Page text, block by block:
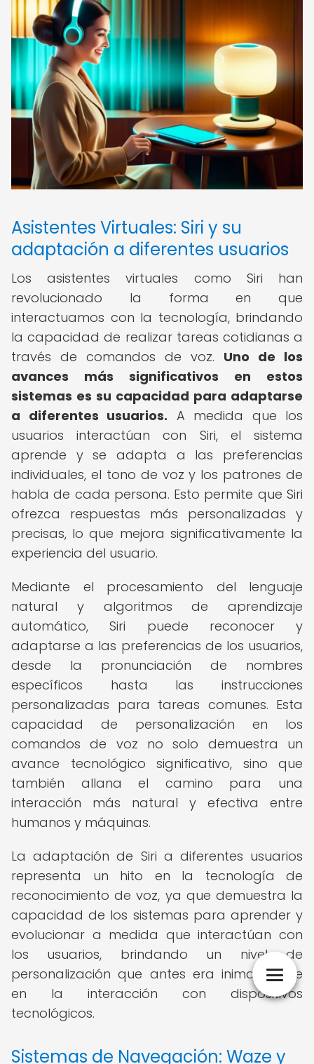
Asistentes Virtuales: Siri y su
adaptación a diferentes usuarios
Los asistentes virtuales como Siri han
revolucionado la forma en que
interactuamos con la tecnología, brindando
la capacidad de realizar tareas cotidianas a
través de comandos de voz. Uno de los
avances más significativos en estos
sistemas es su capacidad para adaptarse
a diferentes usuarios. A medida que los
usuarios interactúan con Siri, el sistema
aprende y se adapta a las preferencias
individuales, el tono de voz y los patrones de
habla de cada persona. Esto permite que Siri
ofrezca respuestas más personalizadas y
precisas, lo que mejora significativamente la
experiencia del usuario.
Mediante el procesamiento del lenguaje
natural y algoritmos de aprendizaje
automático, Siri puede reconocer y
adaptarse a las preferencias de los usuarios,
desde la pronunciación de nombres
específicos hasta las instrucciones
personalizadas para tareas comunes. Esta
capacidad de personalización en los
comandos de voz no solo demuestra un
avance tecnológico significativo, sino que
también allana el camino para una
interacción más natural y efectiva entre
humanos y máquinas.
La adaptación de Siri a diferentes usuarios
representa un hito en la tecnología de
reconocimiento de voz, ya que demuestra la
capacidad de los sistemas para aprender y
evolucionar a medida que interactúan con
los usuarios, brindando un nivel de
personalización que antes era inimaginable
en la interacción con dispositivos
tecnológicos.
Sistemas de Navegación: Waze y